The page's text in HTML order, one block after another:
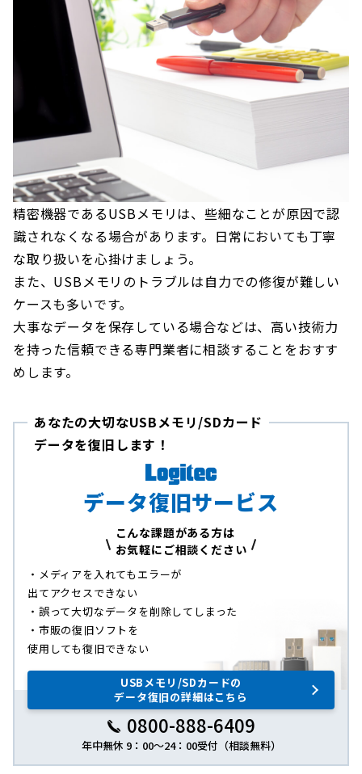
精密機器であるUSBメモリは、些細なことが原因で認
識されなくなる場合があります。日常においても丁寧
な取り扱いを心掛けましょう。
また、USBメモリのトラブルは自力での修復が難しい
ケースも多いです。
大事なデータを保存している場合などは、高い技術力
を持った信頼できる専門業者に相談することをおすす
めします。
あなたの大切なUSBメモリ/SDカード
データを復旧します！
データ復旧サービス
こんな課題がある方は
お気軽にご相談ください
・メディアを入れてもエラーが
出てアクセスできない
・誤って大切なデータを削除してしまった
・市販の復旧ソフトを
使用しても復旧できない
USBメモリ/SDカードの
データ復旧の詳細はこちら
0800-888-6409
年中無休 9：00～24：00受付（相談無料）